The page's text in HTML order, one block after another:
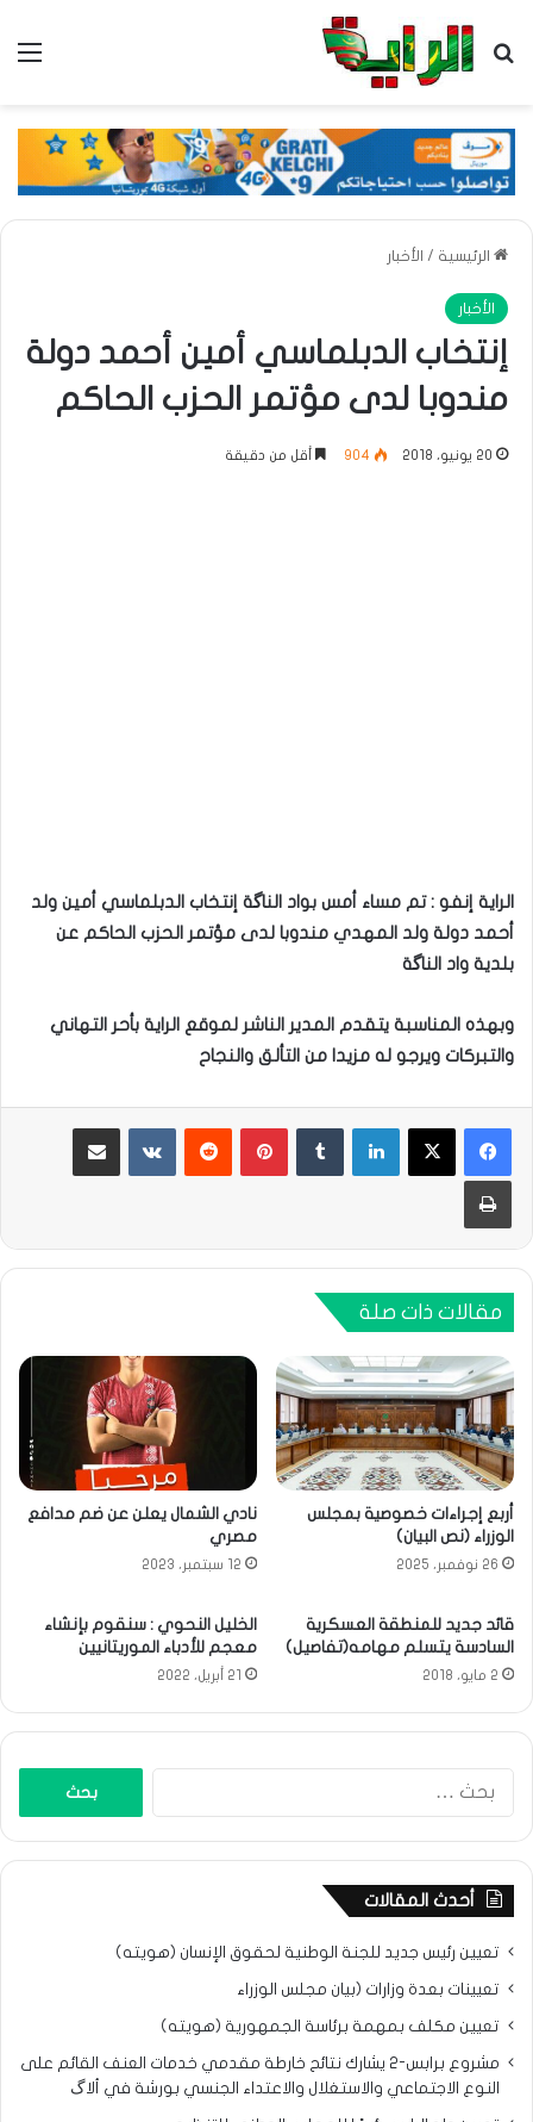
بحث عن
الرئيسية / الأخبار
الأخبار
إنتخاب الدبلماسي أمين أحمد دولة
مندوبا لدى مؤتمر الحزب الحاكم
20 يونيو، 2018 904 أقل من دقيقة
الراية إنفو : تم مساء أمس بواد الناگة إنتخاب الدبلماسي أمين ولد
أحمد دولة ولد المهدي مندوبا لدى مؤتمر الحزب الحاكم عن
بلدية واد الناگة
وبهذه المناسبة يتقدم المدير الناشر لموقع الراية بأحر التهاني
والتبركات ويرجو له مزيدا من التألق والنجاح
لينكدإن بينتيريست مشاركة عبر البريد
طباعة
مقالات ذات صلة
أربع إجراءات خصوصية بمجلس
الوزراء (نص البيان)
26 نوفمبر، 2025
نادي الشمال يعلن عن ضم مدافع
مصري
12 سبتمبر، 2023
قائد جديد للمنطقة العسكرية
السادسة يتسلم مهامه(تفاصيل)
2 مايو، 2018
الخليل النحوي : سنقوم بإنشاء
معجم للأدباء الموريتانيين
21 أبريل، 2022
أحدث المقالات
تعيين رئيس جديد للجنة الوطنية لحقوق الإنسان (هويته)
تعيينات بعدة وزارات (بيان مجلس الوزراء
تعيين مكلف بمهمة برئاسة الجمهورية (هويته)
مشروع برابس-2 يشارك نتائح خارطة مقدمي خدمات العنف القائم على
النوع الاجتماعي والاستغلال والاعتداء الجنسي بورشة في ألاگ